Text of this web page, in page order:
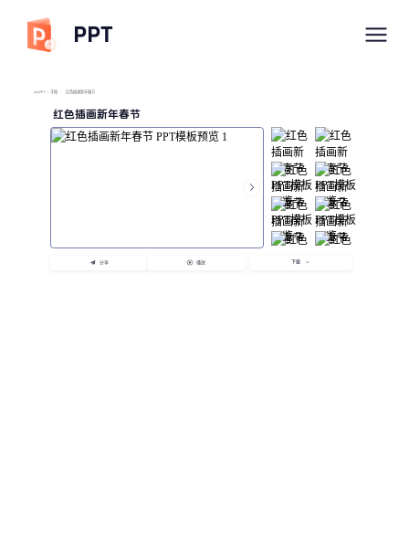
PPT
imyPPT / 手帐 / 红色插画新年春节
红色插画新年春节
分享 播放 下载